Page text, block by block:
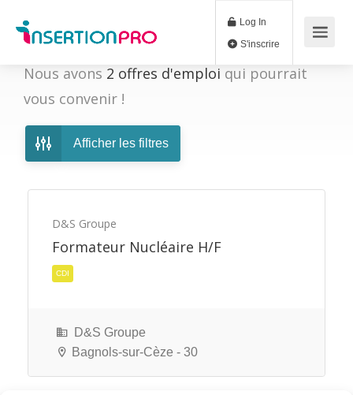
Log In
Nous avons 2 offres d'emploi qui pourrait
vous convenir !
Afficher les filtres
D&S Groupe
Formateur Nucléaire H/F
D&S Groupe
Bagnols-sur-Cèze - 30